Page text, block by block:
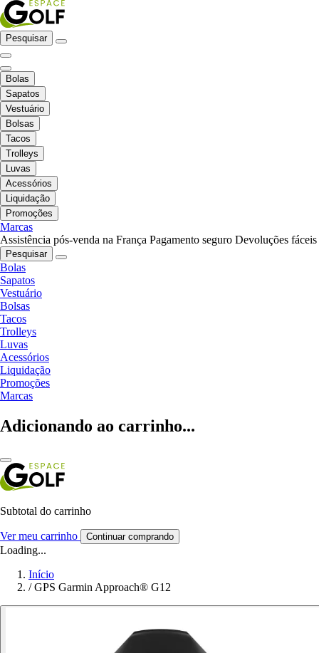
Pesquisar
Bolas
Sapatos
Vestuário
Bolsas
Tacos
Trolleys
Luvas
Acessórios
Liquidação
Promoções
Marcas
Assistência pós-venda na França Pagamento seguro Devoluções fáceis
Pesquisar
Bolas
Sapatos
Vestuário
Bolsas
Tacos
Trolleys
Luvas
Acessórios
Liquidação
Promoções
Marcas
Adicionando ao carrinho...
Subtotal do carrinho
Ver meu carrinho Continuar comprando
Loading...
Início
/ GPS Garmin Approach® G12